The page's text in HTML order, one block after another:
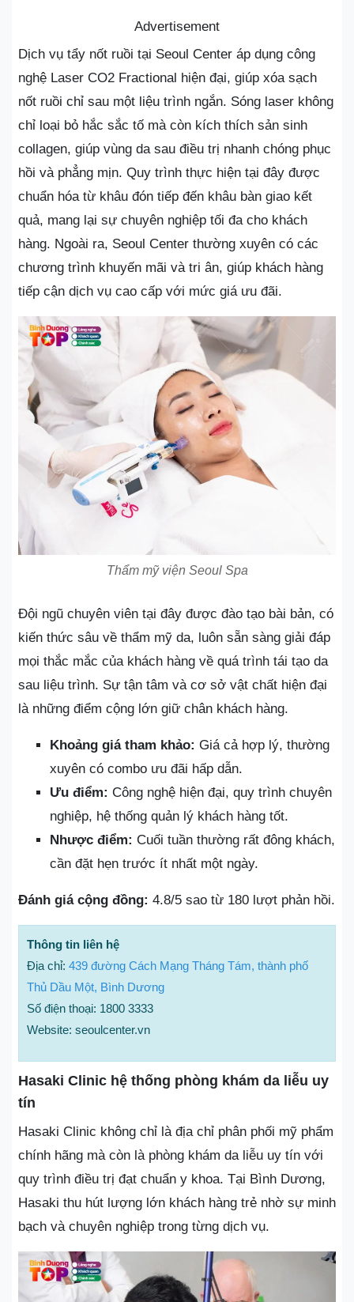
Advertisement
Dịch vụ tẩy nốt ruồi tại Seoul Center áp dụng công
nghệ Laser CO2 Fractional hiện đại, giúp xóa sạch
nốt ruồi chỉ sau một liệu trình ngắn. Sóng laser không
chỉ loại bỏ hắc sắc tố mà còn kích thích sản sinh
collagen, giúp vùng da sau điều trị nhanh chóng phục
hồi và phẳng mịn. Quy trình thực hiện tại đây được
chuẩn hóa từ khâu đón tiếp đến khâu bàn giao kết
quả, mang lại sự chuyên nghiệp tối đa cho khách
hàng. Ngoài ra, Seoul Center thường xuyên có các
chương trình khuyến mãi và tri ân, giúp khách hàng
tiếp cận dịch vụ cao cấp với mức giá ưu đãi.
Thẩm mỹ viện Seoul Spa
Đội ngũ chuyên viên tại đây được đào tạo bài bản, có
kiến thức sâu về thẩm mỹ da, luôn sẵn sàng giải đáp
mọi thắc mắc của khách hàng về quá trình tái tạo da
sau liệu trình. Sự tận tâm và cơ sở vật chất hiện đại
là những điểm cộng lớn giữ chân khách hàng.
Khoảng giá tham khảo: Giá cả hợp lý, thường
xuyên có combo ưu đãi hấp dẫn.
Ưu điểm: Công nghệ hiện đại, quy trình chuyên
nghiệp, hệ thống quản lý khách hàng tốt.
Nhược điểm: Cuối tuần thường rất đông khách,
cần đặt hẹn trước ít nhất một ngày.
Đánh giá cộng đồng: 4.8/5 sao từ 180 lượt phản hồi.
Thông tin liên hệ
Địa chỉ: 439 đường Cách Mạng Tháng Tám, thành phố
Thủ Dầu Một, Bình Dương
Số điện thoại: 1800 3333
Website: seoulcenter.vn
Hasaki Clinic hệ thống phòng khám da liễu uy
tín
Hasaki Clinic không chỉ là địa chỉ phân phối mỹ phẩm
chính hãng mà còn là phòng khám da liễu uy tín với
quy trình điều trị đạt chuẩn y khoa. Tại Bình Dương,
Hasaki thu hút lượng lớn khách hàng trẻ nhờ sự minh
bạch và chuyên nghiệp trong từng dịch vụ.